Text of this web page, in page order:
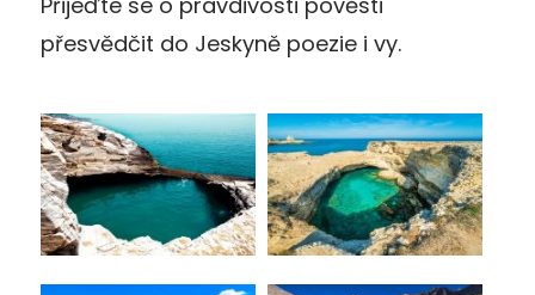
přesvědčit do Jeskyně poezie i vy.